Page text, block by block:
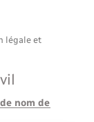
légale et
nom de